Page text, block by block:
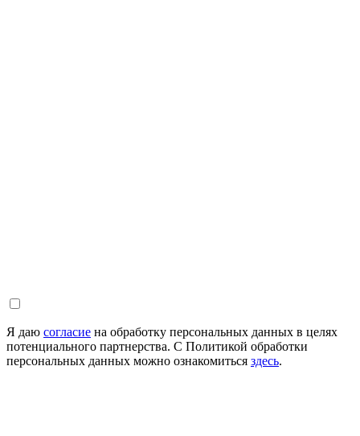
Я даю согласие на обработку персональных данных в целях
потенциального партнерства. С Политикой обработки
персональных данных можно ознакомиться здесь.